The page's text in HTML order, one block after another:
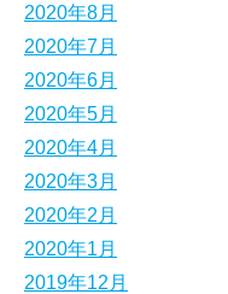
2020年8月
2020年7月
2020年6月
2020年5月
2020年4月
2020年3月
2020年2月
2020年1月
2019年12月